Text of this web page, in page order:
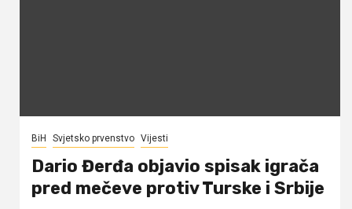
BiH Svjetsko prvenstvo Vijesti
Dario Đerđa objavio spisak igrača
pred mečeve protiv Turske i Srbije